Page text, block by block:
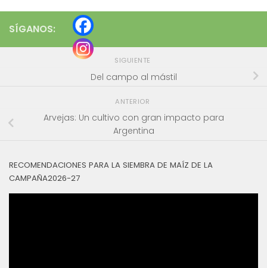
SÍGANOS:
SIGUIENTE
Del campo al mástil
ANTERIOR
Arvejas: Un cultivo con gran impacto para
Argentina
RECOMENDACIONES PARA LA SIEMBRA DE MAÍZ DE LA
CAMPAÑA2026-27